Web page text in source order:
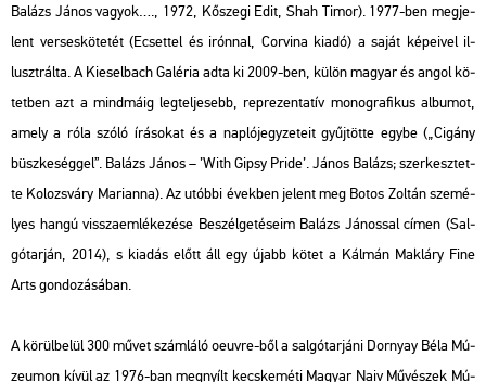
Ba­lázs János va­gyok…., 1972, Kő­sze­gi Edit, Shah Timor). 1977-ben meg­je­
lent ver­ses­kö­te­tét (Ecset­tel és irón­nal, Cor­vi­na kiadó) a saját ké­pe­i­vel il­
luszt­rál­ta. A Ki­esel­bach Ga­lé­ria adta ki 2009-ben, külön ma­gyar és angol kö­
tet­ben azt a mind­má­ig leg­tel­je­sebb, rep­re­zen­ta­tív mo­nog­ra­fi­kus al­bu­mot,
amely a róla szóló írá­so­kat és a nap­ló­jegy­ze­te­it gyűj­töt­te egybe („Ci­gány
büsz­ke­ség­gel”. Ba­lázs János – ’With Gipsy Pride’. János Ba­lázs; szer­kesz­tet­
te Ko­lozs­váry Ma­ri­an­na). Az utób­bi évek­ben je­lent meg Botos Zol­tán sze­mé­
lyes hangú vissza­em­lé­ke­zé­se Be­szél­ge­té­se­im Ba­lázs Já­nos­salcímen (Sal­
gó­tar­ján, 2014), s ki­adás előtt áll egy újabb kötet a Kál­mán Mak­láry Fine
Arts gon­do­zá­sá­ban.
A kö­rül­be­lül 300 művet szám­lá­ló oeuvre-ből a sal­gó­tar­já­ni Dor­nyay Béla Mú­
ze­u­mon kívül az 1976-ban meg­nyílt kecs­ke­mé­ti Ma­gyar Naiv Mű­vé­szek Mú­